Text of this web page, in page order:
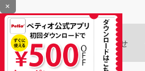
お問い合わせ
×